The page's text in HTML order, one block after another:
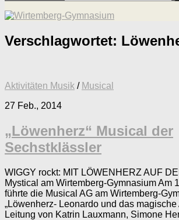
Verschlagwortet:
Aktivitäten Musik / Musical
27 Feb., 2014
„Löwenherz“ Musical der
Sechstklässler
WIGGY rockt: MIT LÖWENHERZ AUF
Mystical am Wirtemberg-Gymnasium Am
führte die Musical AG am Wirtemberg-
„Löwenherz- Leonardo und das magische
Leitung von Katrin Lauxmann, Simone